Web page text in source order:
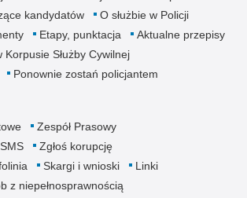
kandydatów
O służbie w Policji
Etapy, punktacja
Aktualne przepisy
Korpusie Służby Cywilnej
Ponownie zostań policjantem
Zespół Prasowy
Zgłoś korupcję
Skargi i wnioski
Linki
z niepełnosprawnością